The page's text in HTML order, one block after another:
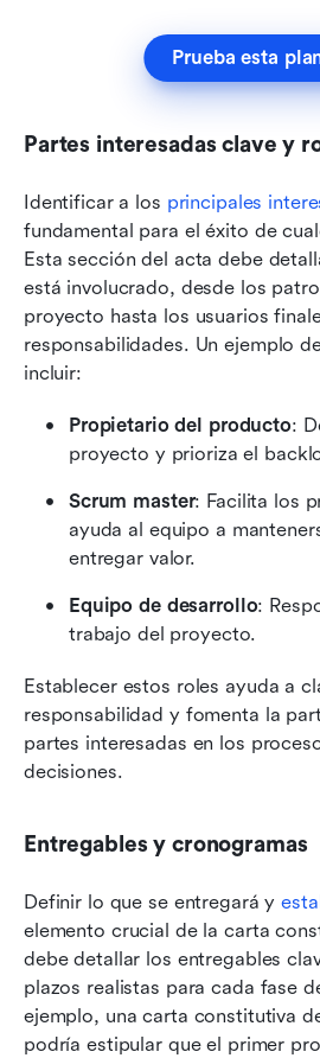
Prueba esta
Partes interesadas clave y
Identificar a los principales
fundamental para el éxito de
Esta sección del acta debe
está involucrado, desde los
proyecto hasta los usuarios
responsabilidades. Un ejemplo
incluir:
Propietario del producto:
proyecto y prioriza el
Scrum master: Facilita los
ayuda al equipo a
entregar valor.
Equipo de desarrollo:
trabajo del proyecto.
Establecer estos roles ayuda a
responsabilidad y fomenta la
partes interesadas en los
decisiones.
Entregables y cronogramas
Definir lo que se entregará y
elemento crucial de la carta
debe detallar los entregables
plazos realistas para cada fase
ejemplo, una carta constitutiva
podría estipular que el primer